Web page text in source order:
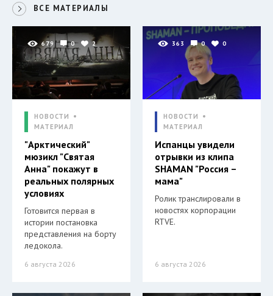
ВСЕ МАТЕРИАЛЫ
679 0 2
НОВОСТИ
МАТЕРИАЛ
"Арктический"
мюзикл "Святая
Анна" покажут в
реальных полярных
условиях
Готовится первая в
истории постановка
представления на борту
ледокола.
6 августа 2026
363 0 0
НОВОСТИ
МАТЕРИАЛ
Испанцы увидели
отрывки из клипа
SHAMAN "Россия –
мама"
Ролик транслировали в
новостях корпорации
RTVE.
6 августа 2026